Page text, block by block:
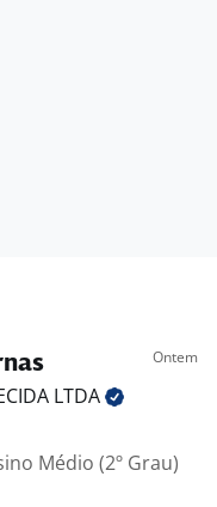
Ontem
LTDA
Médio (2º Grau)